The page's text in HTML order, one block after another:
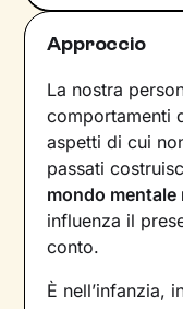
Approccio
La nostra
comportamenti
aspetti di cui
passati
mondo
influenza il
conto.
È nell’infanzia,